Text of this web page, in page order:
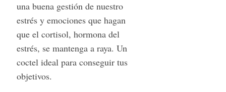
una buena gestión de nuestro
estrés y emociones que hagan
que el cortisol, hormona del
estrés, se mantenga a raya. Un
coctel ideal para conseguir tus
objetivos.